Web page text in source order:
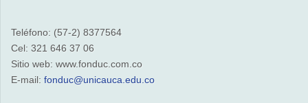
Teléfono: (57-2) 8377564
Cel: 321 646 37 06
Sitio web: www.fonduc.com.co
E-mail: fonduc@unicauca.edu.co